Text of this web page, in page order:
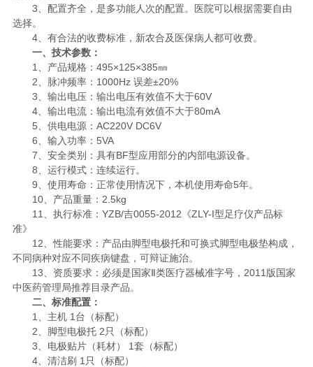
3、配置齐全，是多功能人次的配置。医院可以根据需要自由
选择。
4、有合法的收费标准，新农合及医保病人都可收费。
一、技术参数：
1、产品规格：495×125×385㎜
2、脉冲频率：1000Hz 误差±20%
3、输出电压：输出电压有效值不大于60V
4、输出电流：输出电流有效值不大于80mA
5、供电电源：AC220V DC6V
6、输入功率：5VA
7、安全类别：具有BF型应用部分的内部电源设备。
8、运行模式：连续运行。
9、使用寿命：正常使用情况下，本机使用寿命5年。
10、产品重量：2.5kg
11、执行标准：YZB/吉0055-2012《ZLY-I型足疗仪产品标
准》
12、性能要求：产品由脚型电极托和可换式脚型电极垫构成，
不同病种对应不同疾病键盘，可辩证施治。
13、资质要求：必须是国家Ⅱ类医疗器械准字号，2011版国家
中医药管理局推荐目录产品。
二、标准配置：
1、主机 1台（标配）
2、脚型电极托 2只（标配）
3、电极贴片（耗材） 1套（标配）
4、清洁刷 1只（标配）